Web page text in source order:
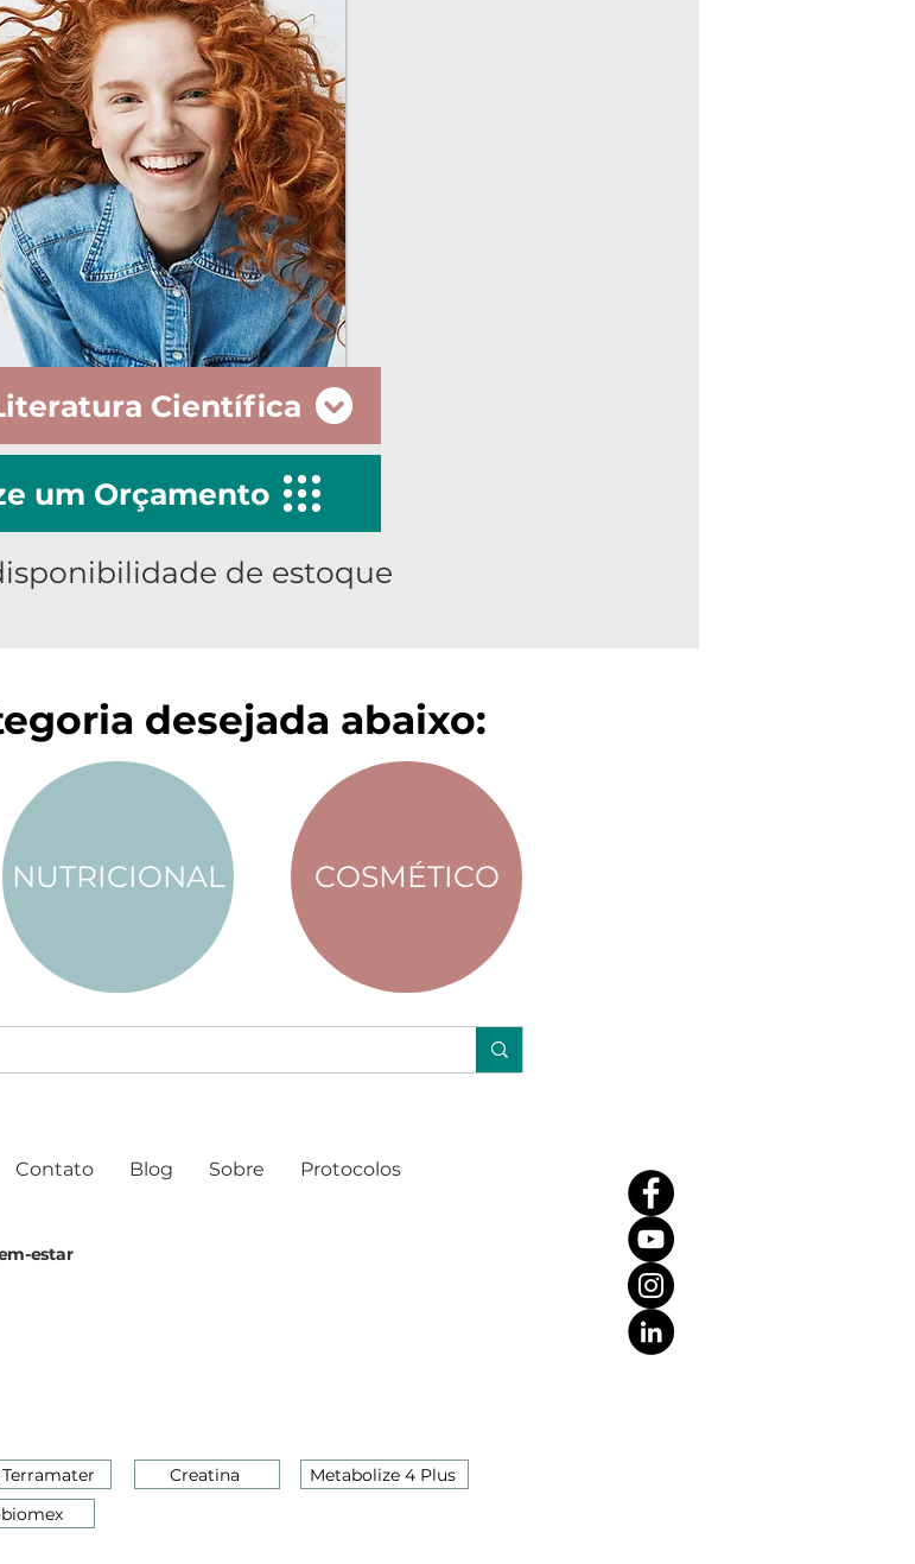
Científica
um Orçamento
de estoque
desejada abaixo:
NUTRICIONAL COSMÉTICO
estar
Contato Blog Sobre Protocolos
Creatina
Metabolize 4 Plus